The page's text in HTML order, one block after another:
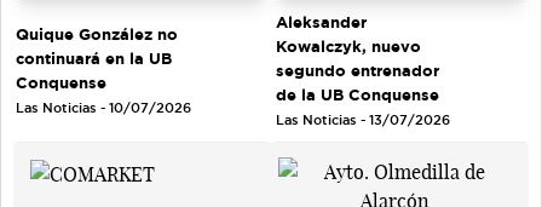
Quique González no
continuará en la UB
Conquense
Las Noticias - 10/07/2026
Aleksander
Kowalczyk, nuevo
segundo entrenador
de la UB Conquense
Las Noticias - 13/07/2026